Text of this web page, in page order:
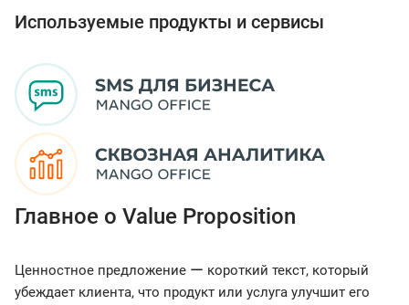
Используемые продукты и сервисы
Главное о Value Proposition
Ценностное предложение ー короткий текст, который
убеждает клиента, что продукт или услуга улучшит его